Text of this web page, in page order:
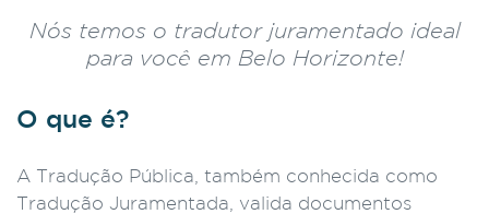
Nós temos o tradutor juramentado ideal
para você em Belo Horizonte!
O que é?
A Tradução Pública, também conhecida como
Tradução Juramentada, valida documentos